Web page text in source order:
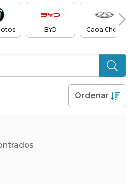
BYD Caoa Chery
Ordenar